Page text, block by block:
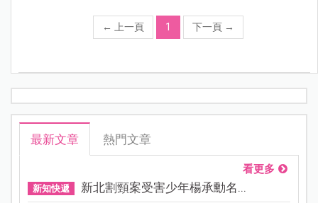
← 上一頁 1 下一頁 →
最新文章 熱門文章
看更多
新知快遞 新北割頸案受害少年楊承勳名...